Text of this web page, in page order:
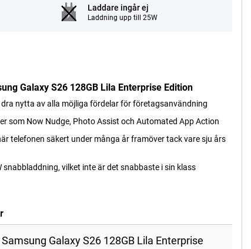
Laddare ingår ej
Laddning upp till 25W
Galaxy S26 128GB Lila Enterprise Edition
dra nytta av alla möjliga fördelar för företagsanvändning
som Now Nudge, Photo Assist och Automated App Action
telefonen säkert under många år framöver tack vare sju års
snabbladdning, vilket inte är det snabbaste i sin klass
Galaxy S26 128GB Lila Enterprise